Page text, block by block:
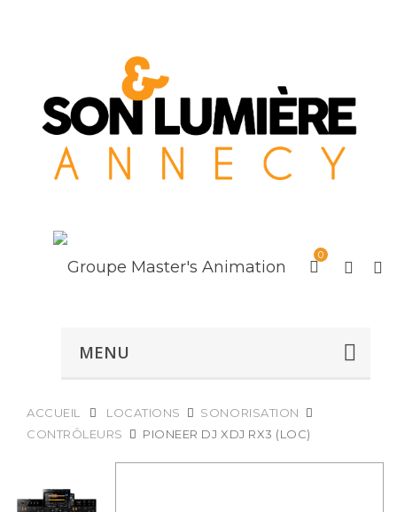
0
MENU
ACCUEIL LOCATIONS
SONORISATION
CONTRÔLEURS
PIONEER DJ XDJ RX3 (LOC)